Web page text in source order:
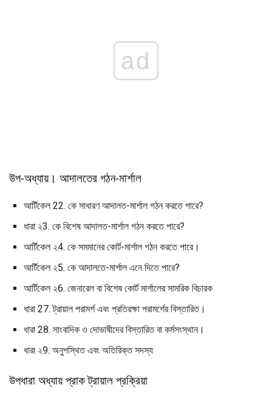
ad
উপ-অধ্যায়। আদালতের গঠন-মার্শাল
আর্টিকেল 22. কে সাধারণ আদালত-মার্শাল গঠন করতে পারে?
ধারা ২3. কে বিশেষ আদালত-মার্শাল গঠন করতে পারে?
আর্টিকেল ২4. কে সমমানের কোর্ট-মার্শাল গঠন করতে পারে।
আর্টিকেল ২5. কে আদালতে-মার্শাল এনে দিতে পারে?
আর্টিকেল ২6. জেনারেল বা বিশেষ কোর্ট মার্শালের সামরিক বিচারক
ধারা 27. ট্রায়াল পরামর্শ এবং প্রতিরক্ষা পরামর্শের বিস্তারিত।
ধারা 28. সাংবাদিক ও দোভাষীদের বিস্তারিত বা কর্মসংস্থান।
ধারা ২9. অনুপস্থিত এবং অতিরিক্ত সদস্য
উপধারা অধ্যায় প্রাক ট্রায়াল প্রক্রিয়া